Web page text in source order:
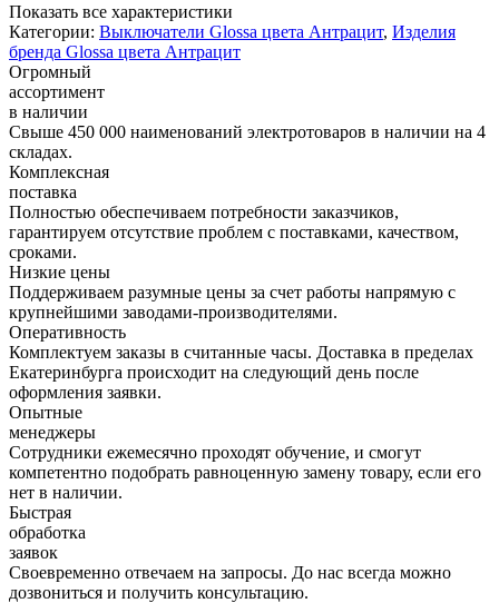
Показать все характеристики
Категории: Выключатели Glossa цвета Антрацит, Изделия
бренда Glossa цвета Антрацит
Огромный
ассортимент
в наличии
Свыше 450 000 наименований электротоваров в наличии на 4
складах.
Комплексная
поставка
Полностью обеспечиваем потребности заказчиков,
гарантируем отсутствие проблем с поставками, качеством,
сроками.
Низкие цены
Поддерживаем разумные цены за счет работы напрямую с
крупнейшими заводами-производителями.
Оперативность
Комплектуем заказы в считанные часы. Доставка в пределах
Екатеринбурга происходит на следующий день после
оформления заявки.
Опытные
менеджеры
Сотрудники ежемесячно проходят обучение, и смогут
компетентно подобрать равноценную замену товару, если его
нет в наличии.
Быстрая
обработка
заявок
Своевременно отвечаем на запросы. До нас всегда можно
дозвониться и получить консультацию.